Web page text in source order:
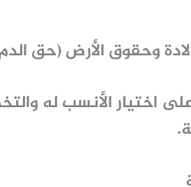
وحقوق الأرض (حق
اختيار الأنسب له